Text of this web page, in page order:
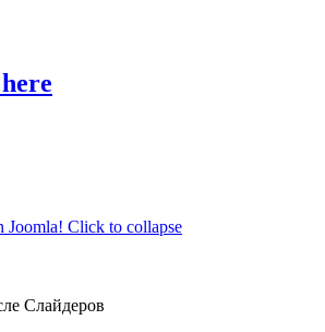
Joomla! Click to collapse
Слайдеров